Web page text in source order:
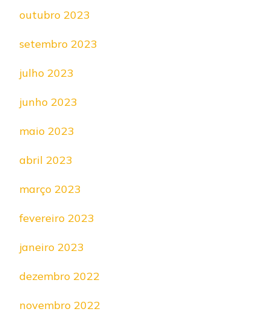
outubro 2023
setembro 2023
julho 2023
junho 2023
maio 2023
abril 2023
março 2023
fevereiro 2023
janeiro 2023
dezembro 2022
novembro 2022